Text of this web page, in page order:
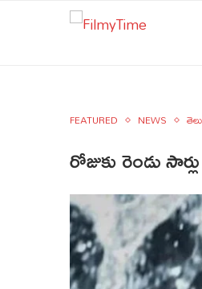
FEATURED NEWS
రోజుకు రెండు